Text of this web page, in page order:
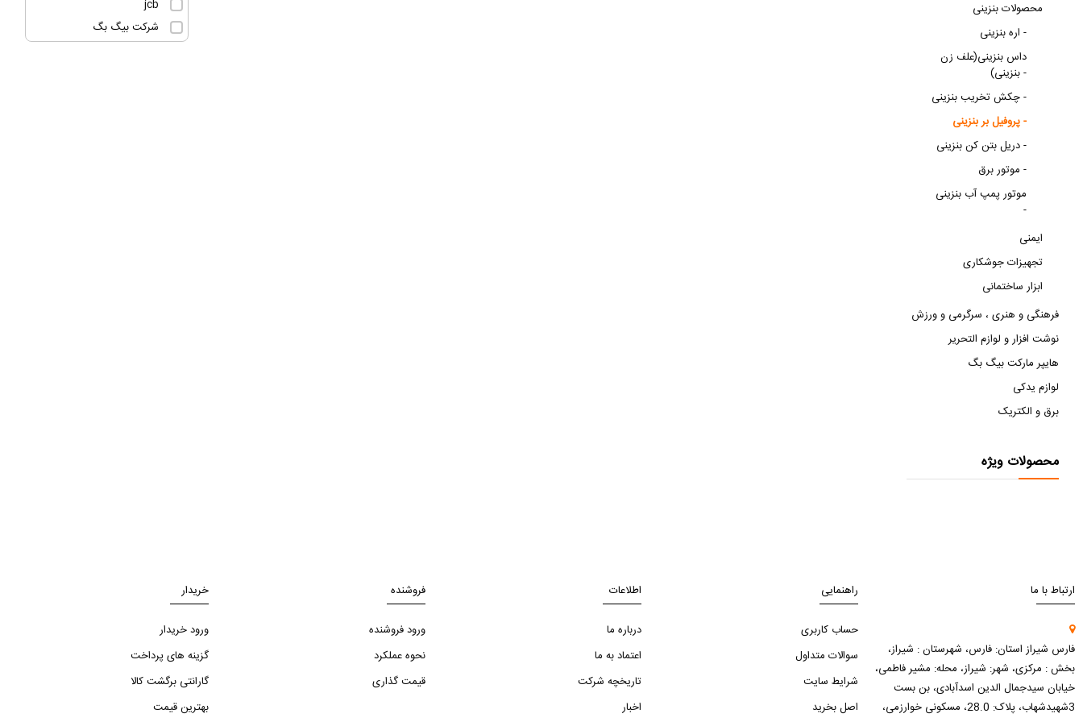
jcb
شرکت بیگ بگ
محصولات بنزینی
اره بنزینی -
داس بنزینی(علف زن
بنزینی) -
چکش تخریب بنزینی -
پروفیل بر بنزینی -
دریل بتن کن بنزینی -
موتور برق -
موتور پمپ آب بنزینی
-
ایمنی
تجهیزات جوشکاری
ابزار ساختمانی
فرهنگی و هنری ، سرگرمی و ورزش
نوشت افزار و لوازم التحریر
هایپر مارکت بیگ بگ
لوازم یدکی
برق و الکتریک
محصولات ویژه
ارتباط با ما
فارس شیراز استان: فارس، شهرستان : شیراز،
بخش : مرکزی، شهر: شیراز، محله: مشیر فاطمی،
خیابان سیدجمال الدین اسدآبادی، بن بست
3شهیدشهاب، پلاک: 28.0، مسکونی خوارزمی،
راهنمایی
حساب کاربری
سوالات متداول
شرایط سایت
اصل بخرید
اطلاعات
درباره ما
اعتماد به ما
تاریخچه شرکت
اخبار
فروشنده
ورود فروشنده
نحوه عملکرد
قیمت گذاری
خریدار
ورود خریدار
گزینه های پرداخت
گارانتی برگشت کالا
بهترین قیمت